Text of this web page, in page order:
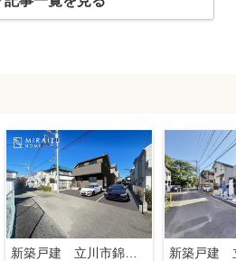
新築戸建 立川市錦町 全2棟